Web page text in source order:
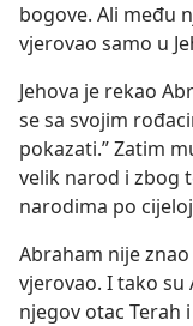
bogove. Ali među
vjerovao samo u
Jehova je rekao
se sa svojim
pokazati.” Zatim
velik narod i zbog
narodima po
Abraham nije
vjerovao. I tako su
njegov otac Terah